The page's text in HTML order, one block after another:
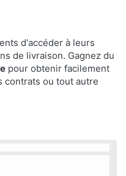
d'accéder à leurs
de livraison. Gagnez du
pour obtenir facilement
contrats ou tout autre